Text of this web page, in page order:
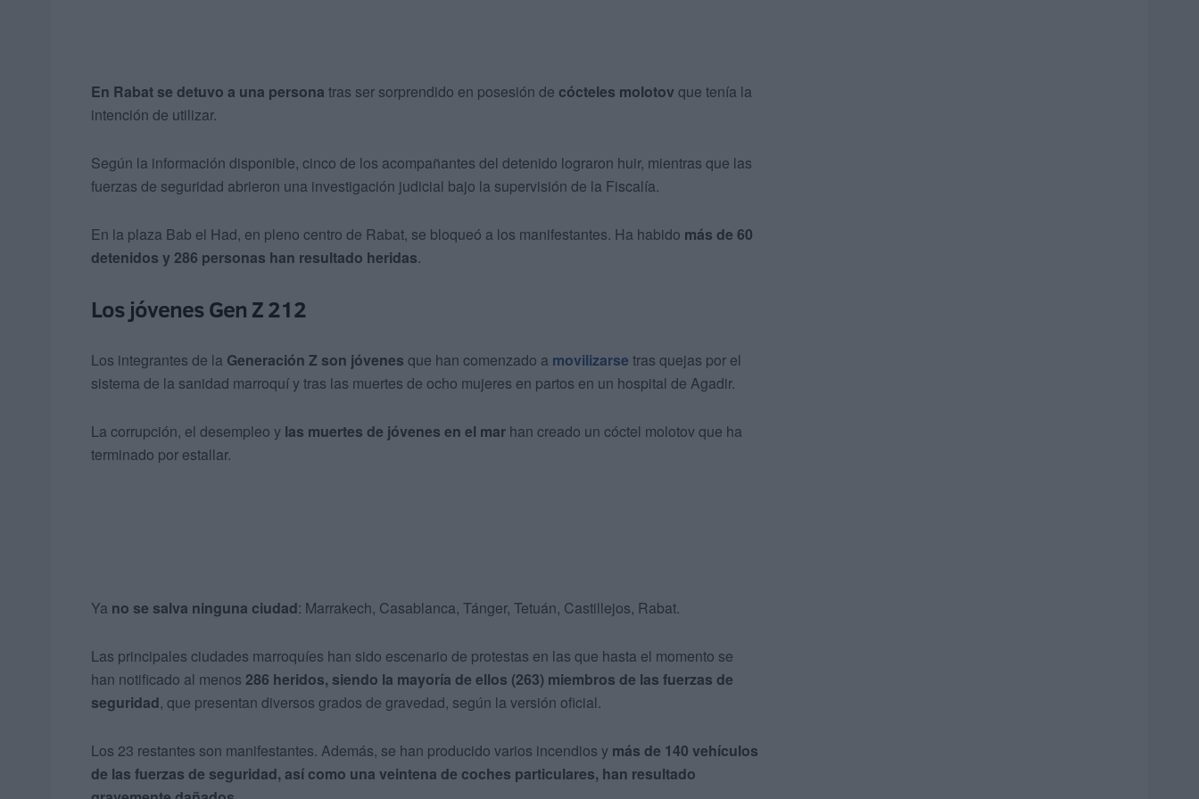
En Rabat se detuvo a una persona tras ser sorprendido en posesión de cócteles molotov que tenía la
intención de utilizar.
Según la información disponible, cinco de los acompañantes del detenido lograron huir, mientras que las
fuerzas de seguridad abrieron una investigación judicial bajo la supervisión de la Fiscalía.
En la plaza Bab el Had, en pleno centro de Rabat, se bloqueó a los manifestantes. Ha habido más de 60
detenidos y 286 personas han resultado heridas.
Los jóvenes Gen Z 212
Los integrantes de la Generación Z son jóvenes que han comenzado a movilizarse tras quejas por el
sistema de la sanidad marroquí y tras las muertes de ocho mujeres en partos en un hospital de Agadir.
La corrupción, el desempleo y las muertes de jóvenes en el mar han creado un cóctel molotov que ha
terminado por estallar.
Ya no se salva ninguna ciudad: Marrakech, Casablanca, Tánger, Tetuán, Castillejos, Rabat.
Las principales ciudades marroquíes han sido escenario de protestas en las que hasta el momento se
han notificado al menos 286 heridos, siendo la mayoría de ellos (263) miembros de las fuerzas de
seguridad, que presentan diversos grados de gravedad, según la versión oficial.
Los 23 restantes son manifestantes. Además, se han producido varios incendios y más de 140 vehículos
de las fuerzas de seguridad, así como una veintena de coches particulares, han resultado